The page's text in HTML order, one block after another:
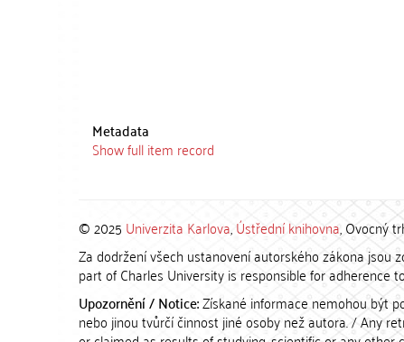
Metadata
Show full item record
© 2025 Univerzita Karlova,Ústřední knihovna, Ovocný
Za dodržení všech ustanovení autorského zákona jsou
part of Charles University is responsible for adherence
Upozornění / Notice:Získané informace nemohou být
nebo jinou tvůrčí činnost jiné osoby než autora. / Any